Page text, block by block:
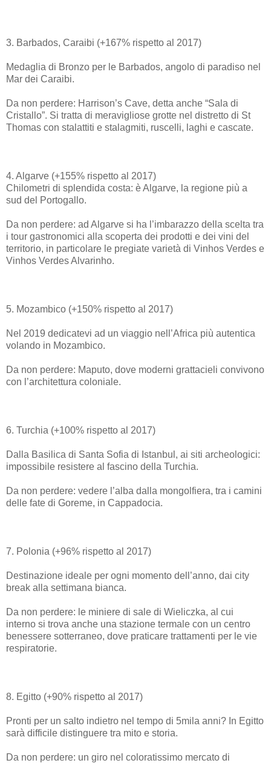
3. Barbados, Caraibi (+167% rispetto al 2017)
Medaglia di Bronzo per le Barbados, angolo di paradiso nel
Mar dei Caraibi.
Da non perdere: Harrison’s Cave, detta anche “Sala di
Cristallo”. Si tratta di meravigliose grotte nel distretto di St
Thomas con stalattiti e stalagmiti, ruscelli, laghi e cascate.
4. Algarve (+155% rispetto al 2017)
Chilometri di splendida costa: è Algarve, la regione più a
sud del Portogallo.
Da non perdere: ad Algarve si ha l’imbarazzo della scelta tra
i tour gastronomici alla scoperta dei prodotti e dei vini del
territorio, in particolare le pregiate varietà di Vinhos Verdes e
Vinhos Verdes Alvarinho.
5. Mozambico (+150% rispetto al 2017)
Nel 2019 dedicatevi ad un viaggio nell’Africa più autentica
volando in Mozambico.
Da non perdere: Maputo, dove moderni grattacieli convivono
con l’architettura coloniale.
6. Turchia (+100% rispetto al 2017)
Dalla Basilica di Santa Sofia di Istanbul, ai siti archeologici:
impossibile resistere al fascino della Turchia.
Da non perdere: vedere l’alba dalla mongolfiera, tra i camini
delle fate di Goreme, in Cappadocia.
7. Polonia (+96% rispetto al 2017)
Destinazione ideale per ogni momento dell’anno, dai city
break alla settimana bianca.
Da non perdere: le miniere di sale di Wieliczka, al cui
interno si trova anche una stazione termale con un centro
benessere sotterraneo, dove praticare trattamenti per le vie
respiratorie.
8. Egitto (+90% rispetto al 2017)
Pronti per un salto indietro nel tempo di 5mila anni? In Egitto
sarà difficile distinguere tra mito e storia.
Da non perdere: un giro nel coloratissimo mercato di